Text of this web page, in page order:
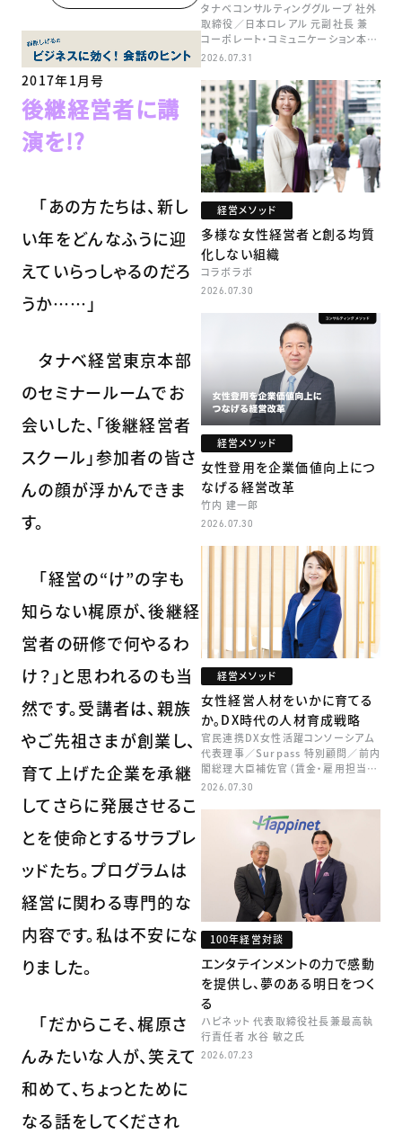
2017年1月号
後継経営者に講
演を!?
「あの方たちは、新し
い年をどんなふうに迎
えていらっしゃるのだろ
うか……」
タナベ経営東京本部
のセミナールームでお
会いした、「後継経営者
スクール」参加者の皆さ
んの顔が浮かんできま
す。
「経営の“け”の字も
知らない梶原が、後継経
営者の研修で何やるわ
け？」と思われるのも当
然です。受講者は、親族
やご先祖さまが創業し、
育て上げた企業を承継
してさらに発展させるこ
とを使命とするサラブレ
ッドたち。プログラムは
経営に関わる専門的な
内容です。私は不安にな
りました。
「だからこそ、梶原さ
んみたいな人が、笑えて
和めて、ちょっとために
なる話をしてくだされ
タナベコンサルティンググループ 社外
取締役／日本ロレアル 元副社長 兼
コーポレート・コミュニケーション本部
本部長／キャリアコンサルタント 井村
2026.07.31
経営メソッド
多様な女性経営者と創る均質
化しない組織
コラボラボ
2026.07.30
経営メソッド
女性登用を企業価値向上につ
なげる経営改革
竹内 建一郎
2026.07.30
経営メソッド
女性経営人材をいかに育てる
か。DX時代の人材育成戦略
官民連携DX女性活躍コンソーシアム
代表理事／Surpass 特別顧問／前内
閣総理大臣補佐官（賃金・雇用担当）
矢田 稚子
2026.07.30
100年経営対談
エンタテインメントの力で感動
を提供し、夢のある明日をつく
る
ハピネット 代表取締役社長兼最高執
行責任者 水谷 敏之氏
2026.07.23